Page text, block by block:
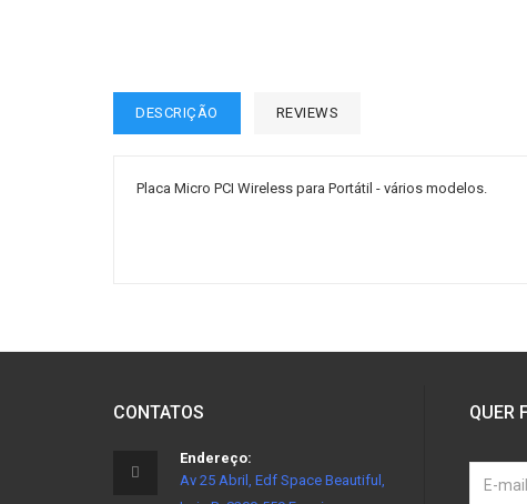
DESCRIÇÃO REVIEWS
Placa Micro PCI Wireless para Portátil - vários modelos.
CONTATOS
Endereço:
Av 25 Abril, Edf Space Beautiful,
QUER